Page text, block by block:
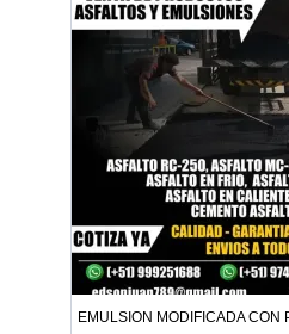
EMULSION MODIFICADA CON